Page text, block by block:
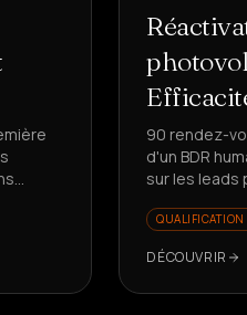
90 rendez-
d'un BDR
sur les leads
QUALIFICATION
DÉCOUVRIR